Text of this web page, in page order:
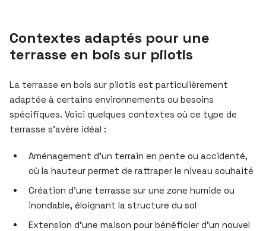
Contextes adaptés pour une
terrasse en bois sur pilotis
La terrasse en bois sur pilotis est particulièrement
adaptée à certains environnements ou besoins
spécifiques. Voici quelques contextes où ce type de
terrasse s’avère idéal :
Aménagement d’un terrain en pente ou accidenté,
où la hauteur permet de rattraper le niveau souhaité
Création d’une terrasse sur une zone humide ou
inondable, éloignant la structure du sol
Extension d’une maison pour bénéficier d’un nouvel